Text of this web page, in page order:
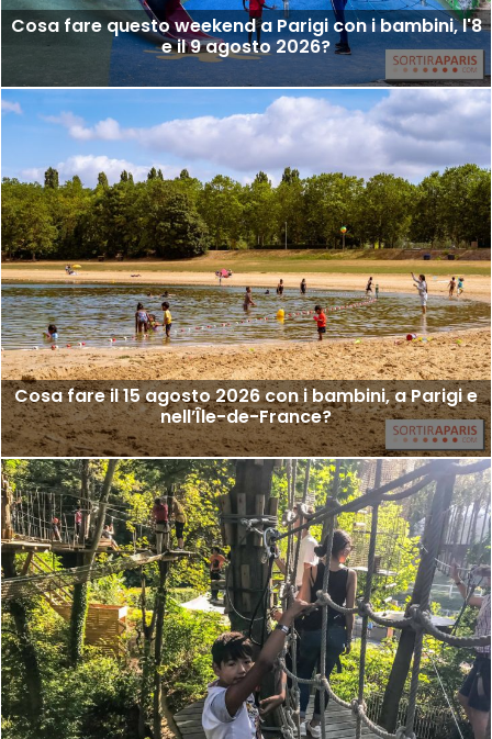
Cosa fare questo weekend a Parigi con i bambini, l'8
e il 9 agosto 2026?
Cosa fare il 15 agosto 2026 con i bambini, a Parigi e
nell’Île-de-France?